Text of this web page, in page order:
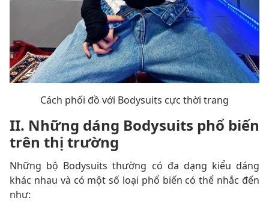
Cách phối đồ với Bodysuits cực thời trang
II. Những dáng Bodysuits phổ biến
trên thị trường
Những bộ Bodysuits thường có đa dạng kiểu dáng
khác nhau và có một số loại phổ biến có thể nhắc đến
như: